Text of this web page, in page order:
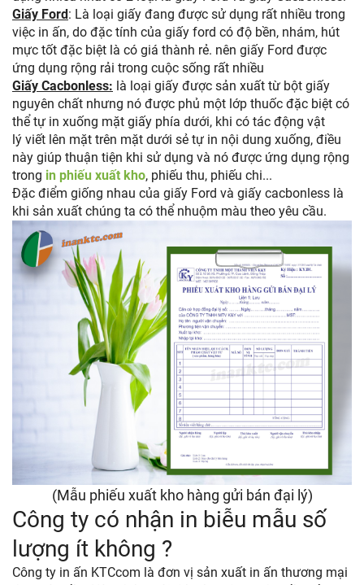
Giấy Ford: Là loại giấy đang được sử dụng rất nhiều trong
việc in ấn, do đặc tính của giấy ford có độ bền, nhám, hút
mực tốt đặc biệt là có giá thành rẻ. nên giấy Ford được
ứng dụng rộng rải trong cuộc sống rất nhiều
Giấy Cacbonless: là loại giấy được sản xuất từ bột giấy
nguyên chất nhưng nó được phủ một lớp thuốc đặc biệt có
thể tự in xuống mặt giấy phía dưới, khi có tác động vật
lý viết lên mặt trên mặt dưới sẻ tự in nội dung xuống, điều
này giúp thuận tiện khi sử dụng và nó được ứng dụng rộng
trong in phiếu xuất kho, phiếu thu, phiếu chi...
Đặc điểm giống nhau của giấy Ford và giấy cacbonless là
khi sản xuất chúng ta có thể nhuộm màu theo yêu cầu.
(Mẫu phiếu xuất kho hàng gửi bán đại lý)
Công ty có nhận in biễu mẫu số
lượng ít không ?
Công ty in ấn KTCcom là đơn vị sản xuất in ấn thương mại